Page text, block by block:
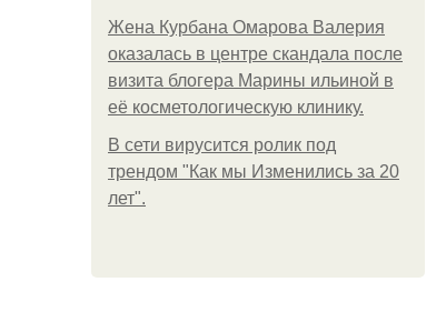
Жена Курбана Омарова Валерия
оказалась в центре скандала после
визита блогера Марины ильиной в
её косметологическую клинику.
В сети вирусится ролик под
трендом "Как мы Изменились за 20
лет".